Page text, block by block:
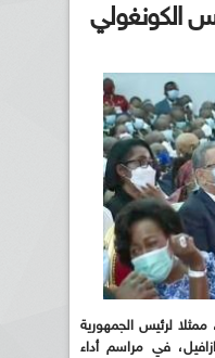
الكونغولي
ممثلا لرئيس الجمهورية
في مراسم أداء